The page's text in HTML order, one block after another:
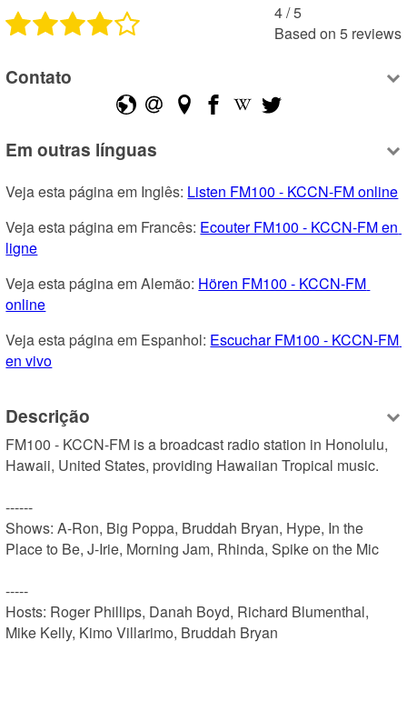
4 /5
Based on 5 reviews
Contato
Em outras línguas
Veja esta página em Inglês: Listen FM100 - KCCN-FM online
Veja esta página em Francês: Ecouter FM100 - KCCN-FM en
ligne
Veja esta página em Alemão: Hören FM100 - KCCN-FM
online
Veja esta página em Espanhol: Escuchar FM100 - KCCN-FM
en vivo
Descrição
FM100 - KCCN-FM is a broadcast radio station in Honolulu,
Hawaii, United States, providing Hawaiian Tropical music.
------
Shows: A-Ron, Big Poppa, Bruddah Bryan, Hype, In the
Place to Be, J-Irie, Morning Jam, Rhinda, Spike on the Mic
-----
Hosts: Roger Phillips, Danah Boyd, Richard Blumenthal,
Mike Kelly, Kimo Villarimo, Bruddah Bryan